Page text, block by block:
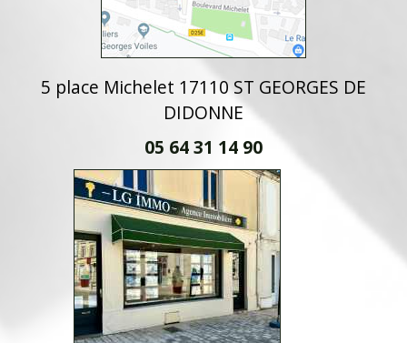
5 place Michelet 17110 ST GEORGES DE
DIDONNE
05 64 31 14 90